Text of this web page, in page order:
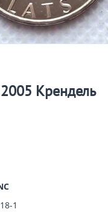
Крендель
1